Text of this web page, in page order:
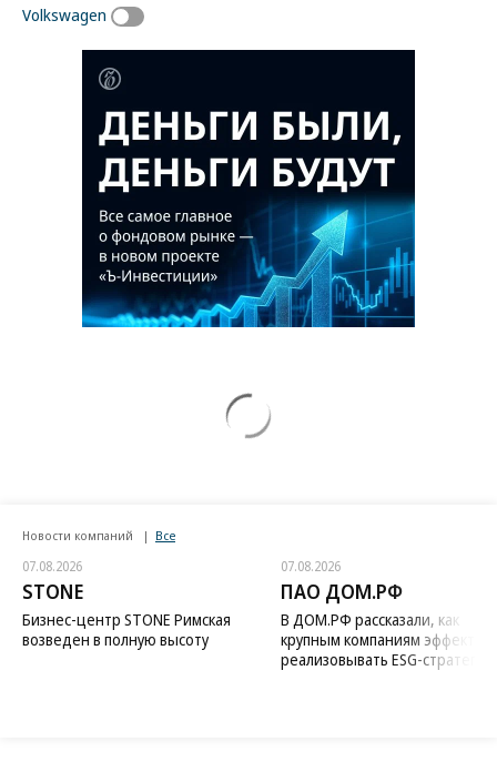
Volkswagen
Новости компаний Все
07.08.2026
STONE
Бизнес-центр STONE Римская
возведен в полную высоту
07.08.2026
ПАО ДОМ.РФ
В ДОМ.РФ рассказали, как
крупным компаниям
реализовывать ESG-стратегию